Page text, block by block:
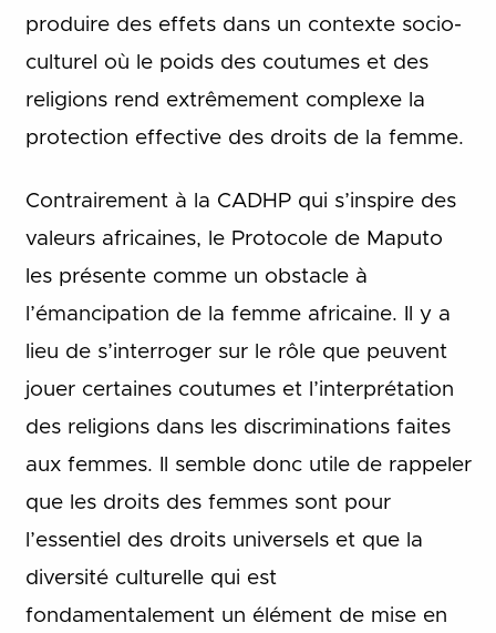
produire des effets dans un contexte socio-
culturel où le poids des coutumes et des
religions rend extrêmement complexe la
protection effective des droits de la femme.
Contrairement à la CADHP qui s’inspire des
valeurs africaines, le Protocole de Maputo
les présente comme un obstacle à
l’émancipation de la femme africaine. Il y a
lieu de s’interroger sur le rôle que peuvent
jouer certaines coutumes et l’interprétation
des religions dans les discriminations faites
aux femmes. Il semble donc utile de rappeler
que les droits des femmes sont pour
l’essentiel des droits universels et que la
diversité culturelle qui est
fondamentalement un élément de mise en